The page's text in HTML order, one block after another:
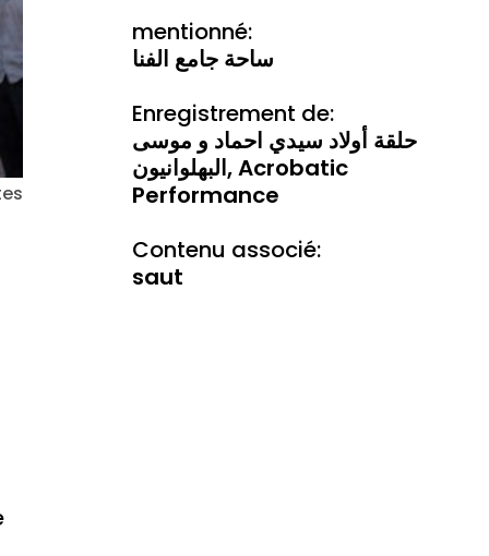
mentionné:
ساحة جامع الفنا
Enregistrement de:
حلقة أولاد سيدي احماد و موسی
البهلوانيون, Acrobatic
Performance
Contenu associé:
saut